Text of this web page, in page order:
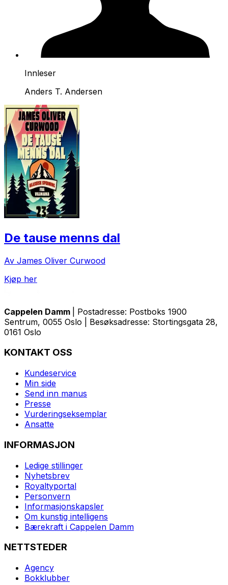
Innleser
Anders T. Andersen
De tause menns dal
Av James Oliver Curwood
Kjøp her
Cappelen Damm
| Postadresse: Postboks 1900
Sentrum, 0055 Oslo | Besøksadresse: Stortingsgata 28,
0161 Oslo
KONTAKT OSS
Kundeservice
Min side
Send inn manus
Presse
Vurderingseksemplar
Ansatte
INFORMASJON
Ledige stillinger
Nyhetsbrev
Royaltyportal
Personvern
Informasjonskapsler
Om kunstig intelligens
Bærekraft i Cappelen Damm
NETTSTEDER
Agency
Bokklubber